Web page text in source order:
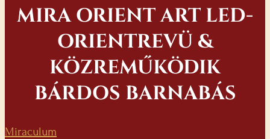
MIRA ORIENT ART LED-
ORIENTREVÜ &
KÖZREMŰKÖDIK
BÁRDOS BARNABÁS
Miraculum